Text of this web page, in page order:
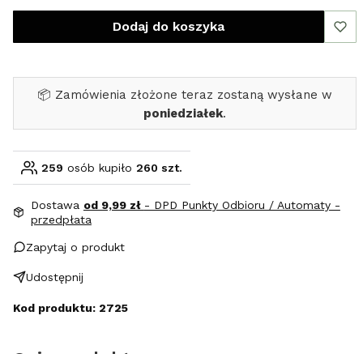
Dodaj do koszyka
📦 Zamówienia złożone teraz zostaną wysłane w
poniedziałek.
259 osób kupiło 260 szt.
Dostawa od 9,99 zł - DPD Punkty Odbioru / Automaty -
przedpłata
Zapytaj o produkt
Udostępnij
Kod produktu: 2725